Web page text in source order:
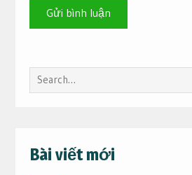
Search
for:
Bài viết mới